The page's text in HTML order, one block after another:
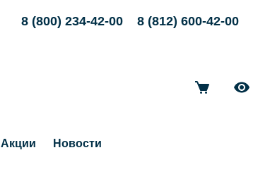
8 (800) 234-42-00 8 (812) 600-42-00
Акции Новости